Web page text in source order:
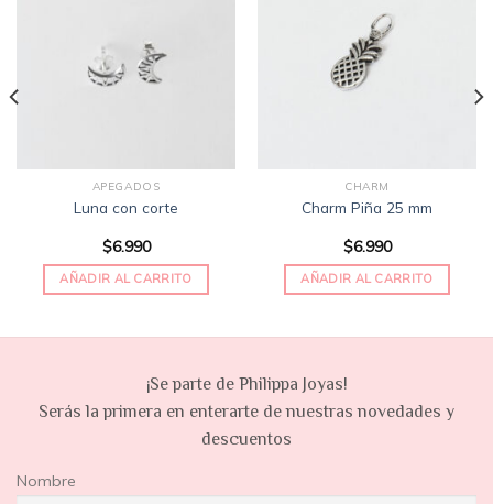
APEGADOS
Luna con corte
$6.990
AÑADIR AL CARRITO
CHARM
Charm Piña 25 mm
$6.990
AÑADIR AL CARRITO
¡Se parte de Philippa Joyas!
Serás la primera en enterarte de nuestras novedades y
descuentos
Nombre